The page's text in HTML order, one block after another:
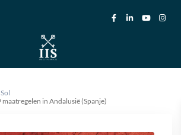
in Andalusië (Spanje)